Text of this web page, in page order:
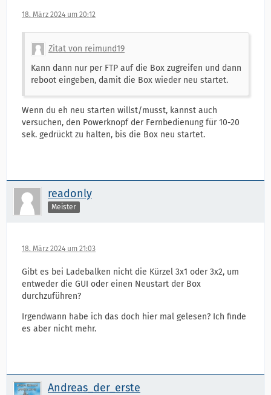
18. März 2024 um 20:12
Zitat von reimund19
Kann dann nur per FTP auf die Box zugreifen und dann
reboot eingeben, damit die Box wieder neu startet.
Wenn du eh neu starten willst/musst, kannst auch
versuchen, den Powerknopf der Fernbedienung für 10-20
sek. gedrückt zu halten, bis die Box neu startet.
readonly
Meister
18. März 2024 um 21:03
Gibt es bei Ladebalken nicht die Kürzel 3x1 oder 3x2, um
entweder die GUI oder einen Neustart der Box
durchzuführen?
Irgendwann habe ich das doch hier mal gelesen? Ich finde
es aber nicht mehr.
Andreas_der_erste